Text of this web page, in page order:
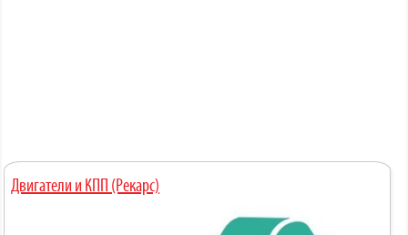
Двигатели и КПП (Рекарс)